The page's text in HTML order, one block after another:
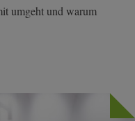
umgeht und warum